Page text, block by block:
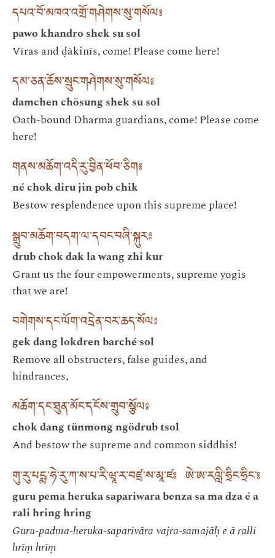
དཔའ་བོ་མཁའ་འགྲོ་གཤེགས་སུ་གསོལ༔
pawo khandro shek su sol
Vīras and ḍākinīs, come! Please come here!
དམ་ཅན་ཆོས་སྲུང་གཤེགས་སུ་གསོལ༔
damchen chösung shek su sol
Oath-bound Dharma guardians, come! Please come
here!
གནས་མཆོག་འདི་རུ་བྱིན་ཕོབ་ཅིག༔
né chok diru jin pob chik
Bestow resplendence upon this supreme place!
སྒྲུབ་མཆོག་བདག་ལ་དབང་བཞི་སྐུར༔
drub chok dak la wang zhi kur
Grant us the four empowerments, supreme yogis
that we are!
བགེགས་དང་ལོག་འདྲེན་བར་ཆད་སོལ༔
gek dang lokdren barché sol
Remove all obstructers, false guides, and
hindrances,
མཆོག་དང་ཐུན་མོང་དངོས་གྲུབ་སྩོལ༔
chok dang tünmong ngödrub tsol
And bestow the supreme and common siddhis!
གུ་རུ་པདྨ་ཧེ་རུ་ཀ་ས་པ་རི་ཝཱ་ར་བཛྲ་ས་མཱ་ཛཿ ཨེ་ཨ་རལླི་ཧྲིང་ཧྲིང་༔
guru pema heruka sapariwara benza sa ma dza é a
rali hring hring
Guru-padma-heruka-saparivāra vajra-samajāḥ e ā ralli
hrīṃ hrīṃ